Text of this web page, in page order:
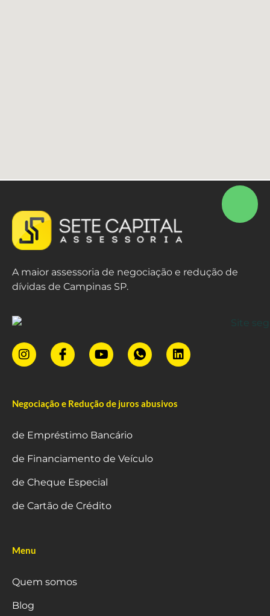
A maior assessoria de negociação e redução de
dívidas de Campinas SP.
Negociação e Redução de juros abusivos
de Empréstimo Bancário
de Financiamento de Veículo
de Cheque Especial
de Cartão de Crédito
Menu
Quem somos
Blog